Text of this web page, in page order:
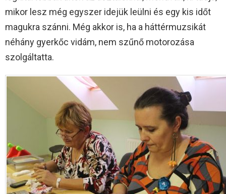
mikor lesz még egyszer idejük leülni és egy kis időt
magukra szánni. Még akkor is, ha a háttérmuzsikát
néhány gyerkőc vidám, nem szűnő motorozása
szolgáltatta.